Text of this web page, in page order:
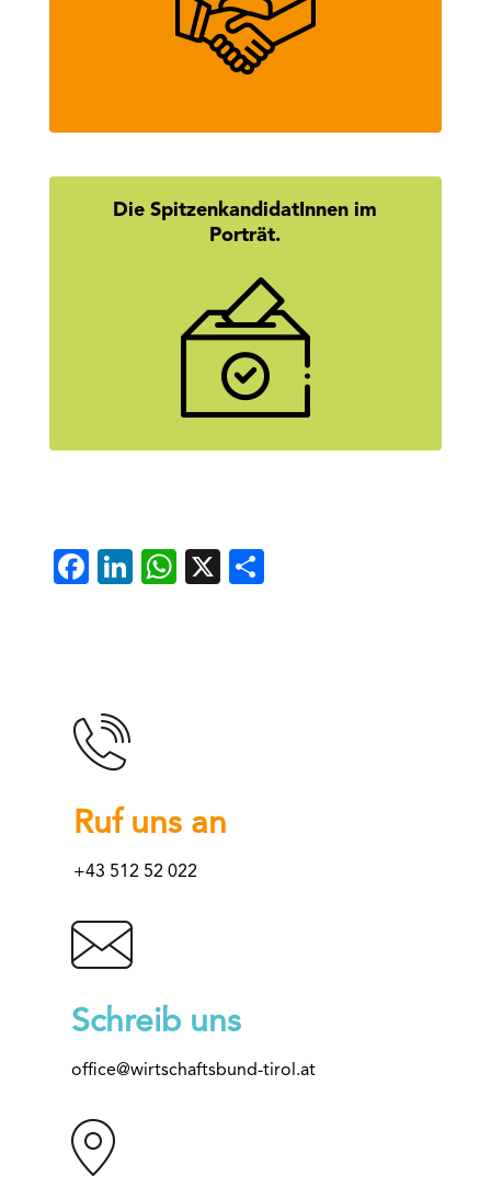
mehr erfahren
Die SpitzenkandidatInnen im
Porträt.
Wer steckt hinter den Namen? Hier
geht’s zu den Homestories unserer
SpitzenkandidatInnen.
mehr erfahren
Facebook
LinkedIn
WhatsApp
X
Ruf uns an
+43 512 52 022
Schreib uns
office@wirtschaftsbund-tirol.at